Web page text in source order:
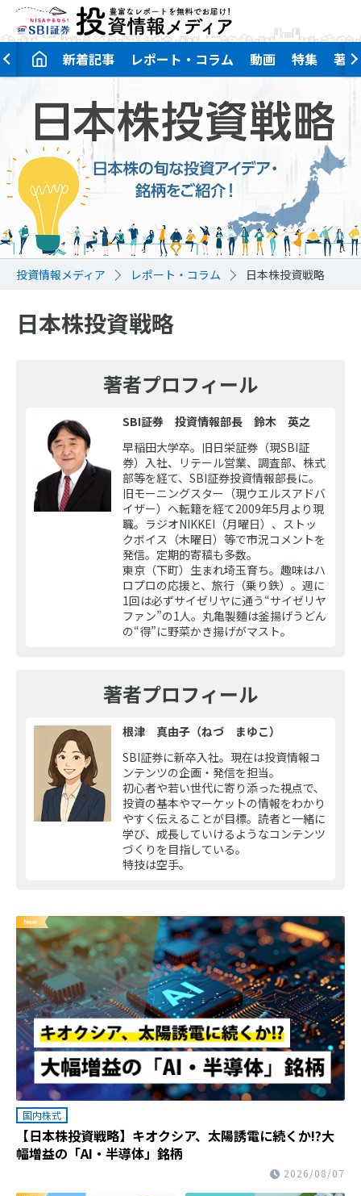
新着記事 レポート・コラム 動画 特集 著者
投資情報メディア レポート・コラム 日本株投資戦略
日本株投資戦略
著者プロフィール
SBI証券 投資情報部長 鈴木 英之
早稲田大学卒。旧日栄証券（現SBI証
券）入社、リテール営業、調査部、株式
部等を経て、SBI証券投資情報部長に。
旧モーニングスター（現ウエルスアドバ
イザー）へ転籍を経て2009年5月より現
職。ラジオNIKKEI（月曜日）、ストッ
クボイス（木曜日）等で市況コメントを
発信。定期的寄稿も多数。
東京（下町）生まれ埼玉育ち。趣味はハ
ロプロの応援と、旅行（乗り鉄）。週に
1回は必ずサイゼリヤに通う“サイゼリヤ
ファン”の1人。丸亀製麵は釜揚げうどん
の“得”に野菜かき揚げがマスト。
著者プロフィール
根津 真由子（ねづ まゆこ）
SBI証券に新卒入社。現在は投資情報コ
ンテンツの企画・発信を担当。
初心者や若い世代に寄り添った視点で、
投資の基本やマーケットの情報をわかり
やすく伝えることが目標。読者と一緒に
学び、成長していけるようなコンテンツ
づくりを目指している。
特技は空手。
国内株式
【日本株投資戦略】キオクシア、太陽誘電に続くか!?大
幅増益の「AI・半導体」銘柄
2026/08/07